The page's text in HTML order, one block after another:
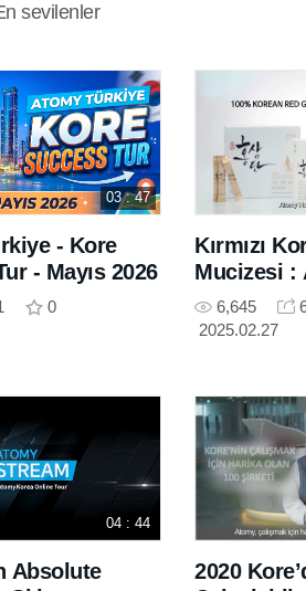
sevilenler
03 : 47
- Kore
- Mayıs 2026
0
Kırmızı
Mucizesi :
Serüveni
6,645
2025.02.27
04 : 44
Absolute
2020